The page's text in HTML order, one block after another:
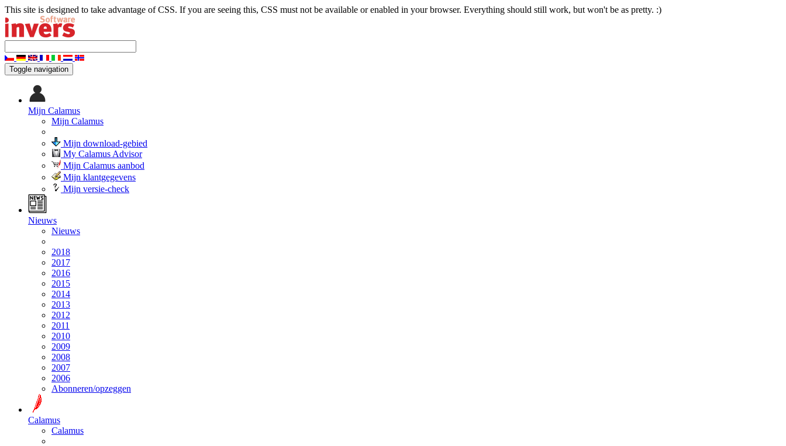
This site is designed to take advantage of CSS. If you are seeing this, CSS must not be available or enabled in your browser. Everything should still work, but won't be as pretty. :)
Toggle navigation
Mijn Calamus
Mijn Calamus
Mijn download-gebied
My Calamus Advisor
Mijn Calamus aanbod
Mijn klantgegevens
Mijn versie-check
Nieuws
Nieuws
2018
2017
2016
2015
2014
2013
2012
2011
2010
2009
2008
2007
2006
Abonneren/opzeggen
Calamus
Calamus